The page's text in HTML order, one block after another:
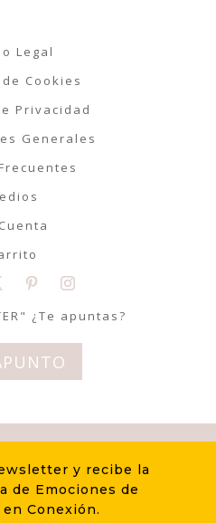
y recibe la
de Emociones de
Conexión.
Legal
Cookies
Privacidad
Generales
¿Te apuntas?
| Todos los
| Diseño